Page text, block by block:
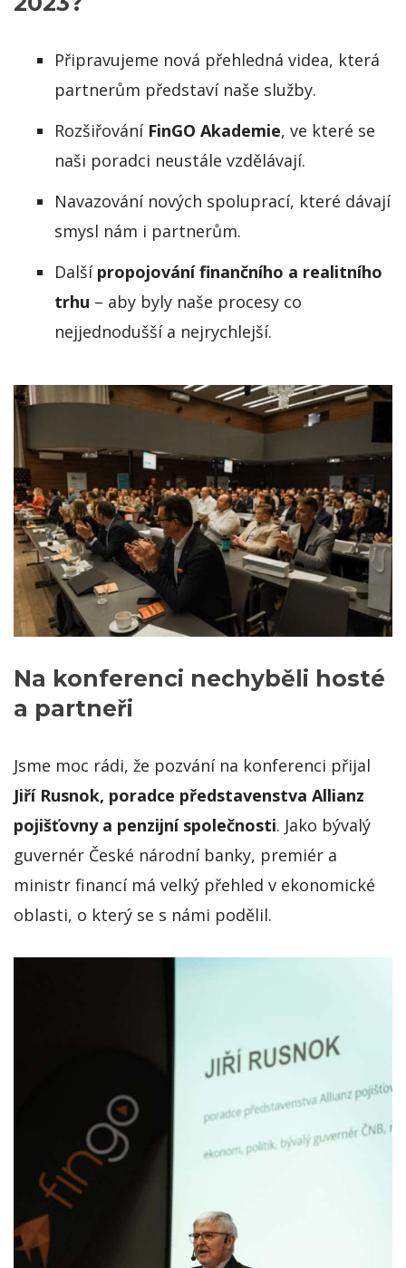
Připravujeme nová přehledná videa, která
partnerům představí naše služby.
Rozšiřování FinGO Akademie, ve které se
naši poradci neustále vzdělávají.
Navazování nových spoluprací, které dávají
smysl nám i partnerům.
Další propojování finančního a realitního
trhu – aby byly naše procesy co
nejjednodušší a nejrychlejší.
Na konferenci nechyběli hosté
a partneři
Jsme moc rádi, že pozvání na konferenci přijal
Jiří Rusnok, poradce představenstva Allianz
pojišťovny a penzijní společnosti. Jako bývalý
guvernér České národní banky, premiér a
ministr financí má velký přehled v ekonomické
oblasti, o který se s námi podělil.